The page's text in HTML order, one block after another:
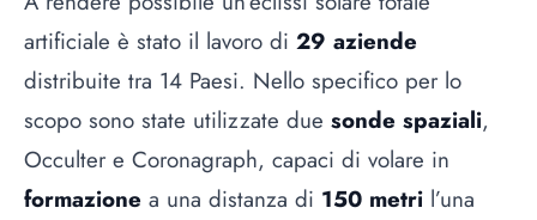
artificiale è stato il lavoro di 29 aziende
distribuite tra 14 Paesi. Nello specifico per lo
scopo sono state utilizzate due sonde spaziali,
Occulter e Coronagraph, capaci di volare in
formazione a una distanza di 150 metri l’una